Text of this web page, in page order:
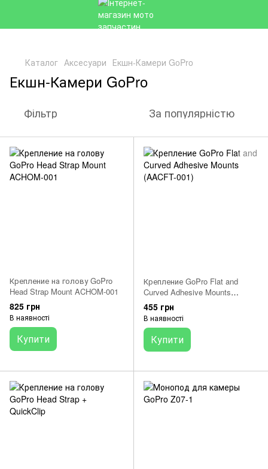
Каталог Аксесуари Екшн-Камери GoPro
Екшн-Камери GoPro
Фільтр За популярністю
Крепление на голову GoPro
Head Strap Mount ACHOM-001
825 грн
В наявності
Купити
Крепление GoPro Flat and
Curved Adhesive Mounts
(AACFT-001)
455 грн
В наявності
Купити